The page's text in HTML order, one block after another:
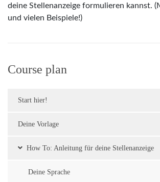
deine Stellenanzeige formulieren kannst.
und vielen Beispiele!)
Course plan
Start hier!
Deine Vorlage
How To: Anleitung für deine Stellenanzeige
Deine Sprache